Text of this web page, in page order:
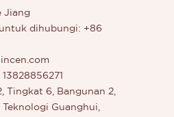
Jiang
dihubungi: +86
Tingkat 6, Bangunan 2,
Teknologi Guanghui,